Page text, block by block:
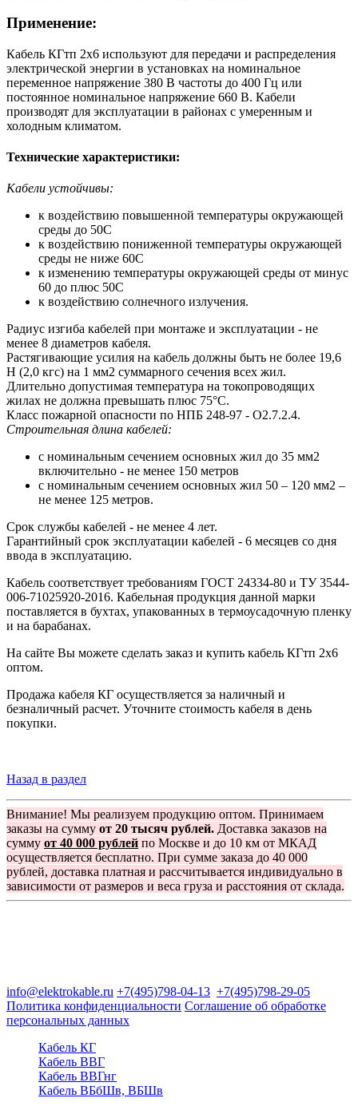
Применение:
Кабель КГтп 2х6 используют для передачи и распределения
электрической энергии в установках на номинальное
переменное напряжение 380 В частоты до 400 Гц или
постоянное номинальное напряжение 660 В. Кабели
производят для эксплуатации в районах с умеренным и
холодным климатом.
Технические характеристики:
Кабели устойчивы:
к воздействию повышенной температуры окружающей
среды до 50С
к воздействию пониженной температуры окружающей
среды не ниже 60С
к изменению температуры окружающей среды от минус
60 до плюс 50С
к воздействию солнечного излучения.
Радиус изгиба кабелей при монтаже и эксплуатации - не
менее 8 диаметров кабеля.
Растягивающие усилия на кабель должны быть не более 19,6
Н (2,0 кгс) на 1 мм2 суммарного сечения всех жил.
Длительно допустимая температура на токопроводящих
жилах не должна превышать плюс 75°С.
Класс пожарной опасности по НПБ 248-97 - О2.7.2.4.
Строительная длина кабелей:
с номинальным сечением основных жил до 35 мм2
включительно - не менее 150 метров
с номинальным сечением основных жил 50 – 120 мм2 –
не менее 125 метров.
Срок службы кабелей - не менее 4 лет.
Гарантийный срок эксплуатации кабелей - 6 месяцев со дня
ввода в эксплуатацию.
Кабель соответствует требованиям ГОСТ 24334-80 и ТУ 3544-
006-71025920-2016. Кабельная продукция данной марки
поставляется в бухтах, упакованных в термоусадочную пленку
и на барабанах.
На сайте Вы можете сделать заказ и купить кабель КГтп 2х6
оптом.
Продажа кабеля КГ осуществляется за наличный и
безналичный расчет. Уточните стоимость кабеля в день
покупки.
Назад в раздел
Внимание! Мы реализуем продукцию оптом. Принимаем
заказы на сумму от 20 тысяч рублей. Доставка заказов на
сумму от 40 000 рублей по Москве и до 10 км от МКАД
осуществляется бесплатно. При сумме заказа до 40 000
рублей, доставка платная и рассчитывается индивидуально в
зависимости от размеров и веса груза и расстояния от склада.
info@elektrokable.ru +7(495)798-04-13 +7(495)798-29-05
Политика конфиденциальности Соглашение об обработке
персональных данных
Кабель КГ
Кабель ВВГ
Кабель ВВГнг
Кабель ВБбШв, ВБШв